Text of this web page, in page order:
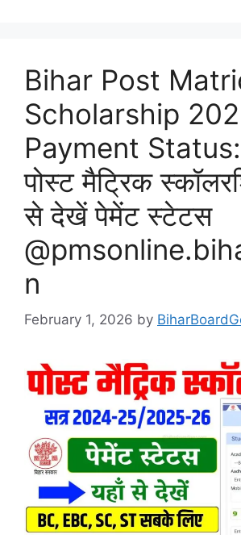
Bihar Post
Scholarship
Payment Status:
पोस्ट मैट्रिक
से देखें पेमेंट स्टेटस
n
February 1, 2026 by